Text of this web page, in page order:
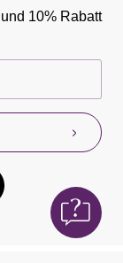
10% Rabatt